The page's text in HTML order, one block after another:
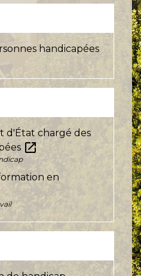
handicapées
d'État chargé des
open_in_new
en